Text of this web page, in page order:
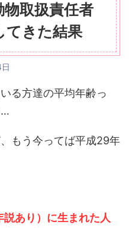
取扱責任者
てきた結果
る方達の平均年齢っ
…
もう今ってば平成29年
あり）に生まれた人